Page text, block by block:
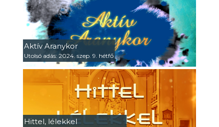
Aktív Aranykor
Utolsó adás: 2024. szep. 9. hétfő
Hittel, lélekkel